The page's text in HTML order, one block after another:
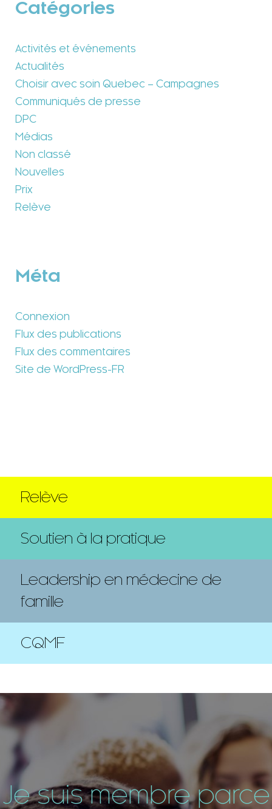
Catégories
Activités et événements
Actualités
Choisir avec soin Quebec – Campagnes
Communiqués de presse
DPC
Médias
Non classé
Nouvelles
Prix
Relève
Méta
Connexion
Flux des publications
Flux des commentaires
Site de WordPress-FR
Relève
Soutien à la pratique
Leadership en médecine de
famille
CQMF
Je suis membre parce